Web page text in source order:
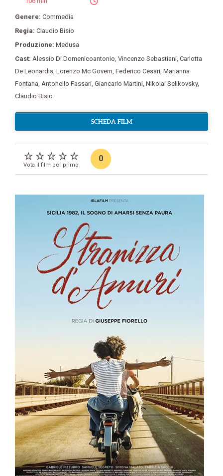
Genere: Commedia
Regia: Claudio Bisio
Produzione: Medusa
Cast: Alessio Di Domenicoantonio, Vincenzo Sebastiani, Carlotta
De Leonardis, Lorenzo Mc Govern, Federico Cesari, Marianna
Fontana, Antonello Fassari, Giancarlo Martini, Nikolai Selikovsky,
Claudio Bisio
SCHEDA FILM
Vota il film per primo
0